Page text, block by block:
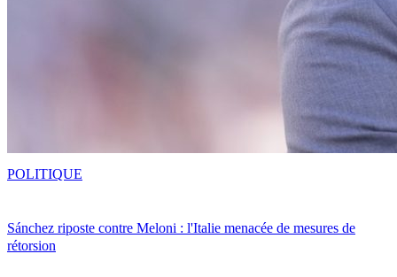
Sánchez riposte contre Meloni : l'Italie menacée de mesures de
rétorsion
POLITIQUE